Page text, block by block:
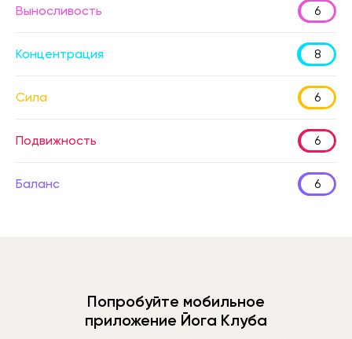
Выносливость 6
Концентрация 8
Сила 6
Подвижность 6
Баланс 6
Попробуйте мобильное
приложение Йога Клуба